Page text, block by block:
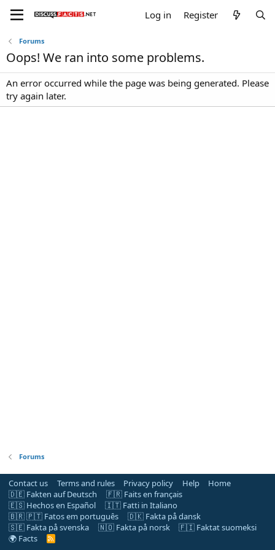
Log in Register
Forums
Oops! We ran into some problems.
An error occurred while the page was being generated. Please
try again later.
Forums
Contact us Terms and rules Privacy policy Help
Home
🇩🇪 Fakten auf Deutsch
🇫🇷 Faits en français
🇪🇸 Hechos en Español
🇮🇹 Fatti in Italiano
🇧🇷 🇵🇹 Fatos em português
🇩🇰 Fakta på dansk
🇸🇪 Fakta på svenska
🇳🇴 Fakta på norsk
🇫🇮 Faktat suomeksi
🌍 Facts
R